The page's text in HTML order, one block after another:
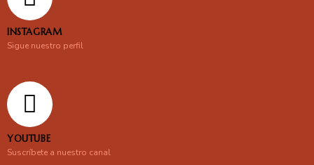
INSTAGRAM
Sigue nuestro perfil
YOUTUBE
Suscríbete a nuestro canal